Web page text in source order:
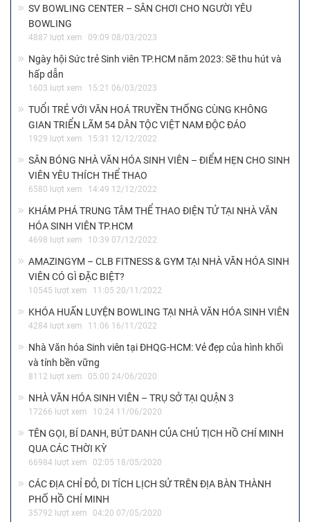
SV BOWLING CENTER – SÂN CHƠI CHO NGƯỜI YÊU
BOWLING
4887 lượt xem 09:09 08/03/2023
Ngày hội Sức trẻ Sinh viên TP.HCM năm 2023: Sẽ thu hút và
hấp dẫn
1603 lượt xem 15:21 06/03/2023
TUỔI TRẺ VỚI VĂN HOÁ TRUYỀN THỐNG CÙNG KHÔNG
GIAN TRIỂN LÃM 54 DÂN TỘC VIỆT NAM ĐỘC ĐÁO
1929 lượt xem 15:31 12/12/2022
SÂN BÓNG NHÀ VĂN HÓA SINH VIÊN – ĐIỂM HẸN CHO SINH
VIÊN YÊU THÍCH THỂ THAO
6580 lượt xem 14:49 12/12/2022
KHÁM PHÁ TRUNG TÂM THỂ THAO ĐIỆN TỬ TẠI NHÀ VĂN
HÓA SINH VIÊN TP.HCM
4698 lượt xem 10:39 07/12/2022
AMAZINGYM – CLB FITNESS & GYM TẠI NHÀ VĂN HÓA SINH
VIÊN CÓ GÌ ĐẶC BIỆT?
10545 lượt xem 11:05 20/11/2022
KHÓA HUẤN LUYỆN BOWLING TẠI NHÀ VĂN HÓA SINH VIÊN
4284 lượt xem 11:06 16/11/2022
Nhà Văn hóa Sinh viên tại ĐHQG-HCM: Vẻ đẹp của hình khối
và tính bền vững
8112 lượt xem 05:00 24/06/2020
NHÀ VĂN HÓA SINH VIÊN – TRỤ SỞ TẠI QUẬN 3
17266 lượt xem 10:24 11/06/2020
TÊN GỌI, BÍ DANH, BÚT DANH CỦA CHỦ TỊCH HỒ CHÍ MINH
QUA CÁC THỜI KỲ
66984 lượt xem 02:05 18/05/2020
CÁC ĐỊA CHỈ ĐỎ, DI TÍCH LỊCH SỬ TRÊN ĐỊA BÀN THÀNH
PHỐ HỒ CHÍ MINH
35792 lượt xem 04:20 07/05/2020